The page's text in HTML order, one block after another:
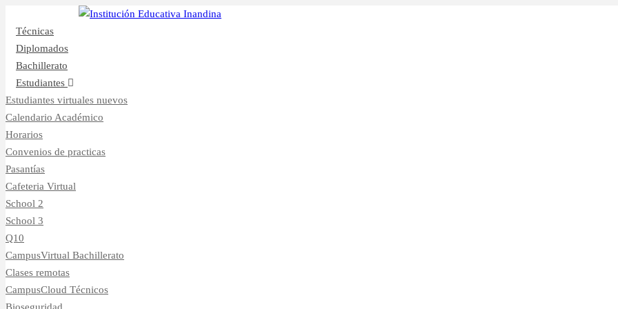
Técnicas
Diplomados
Bachillerato
Estudiantes
Estudiantes virtuales nuevos
Calendario Académico
Horarios
Convenios de practicas
Pasantías
Cafeteria Virtual
School 2
School 3
Q10
CampusVirtual Bachillerato
Clases remotas
CampusCloud Técnicos